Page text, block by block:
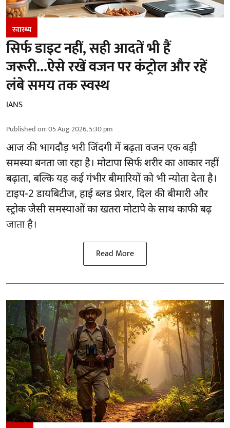
स्वास्थ्य
सिर्फ डाइट नहीं, सही आदतें भी हैं
जरूरी...ऐसे रखें वजन पर कंट्रोल और रहें
लंबे समय तक स्वस्थ
IANS
Published on:05 Aug 2026, 5:30 pm
आज की भागदौड़ भरी जिंदगी में बढ़ता वजन एक बड़ी
समस्या बनता जा रहा है। मोटापा सिर्फ शरीर का आकार नहीं
बढ़ाता, बल्कि यह कई गंभीर बीमारियों को भी न्योता देता है।
टाइप-2 डायबिटीज, हाई ब्लड प्रेशर, दिल की बीमारी और
स्ट्रोक जैसी समस्याओं का खतरा मोटापे के साथ काफी बढ़
जाता है।
Read More